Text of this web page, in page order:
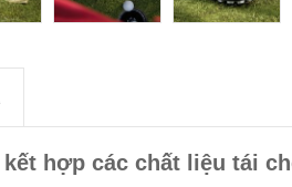
hợp các chất liệu tái